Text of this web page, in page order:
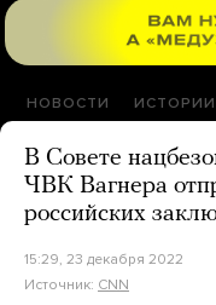
НОВОСТИ ИСТОРИИ
В Совете
ЧВК Вагнера
российских
15:29, 23 декабря 2022
Источник: CNN